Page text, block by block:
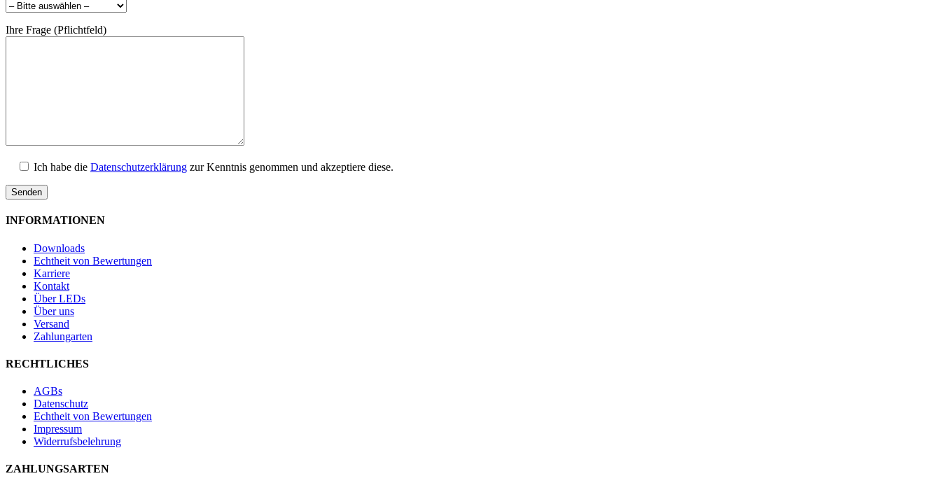
Ihre Frage (Pflichtfeld)
Ich habe die Datenschutzerklärung zur Kenntnis genommen und akzeptiere diese.
INFORMATIONEN
Downloads
Echtheit von Bewertungen
Karriere
Kontakt
Über LEDs
Über uns
Versand
Zahlungarten
RECHTLICHES
AGBs
Datenschutz
Echtheit von Bewertungen
Impressum
Widerrufsbelehrung
ZAHLUNGSARTEN